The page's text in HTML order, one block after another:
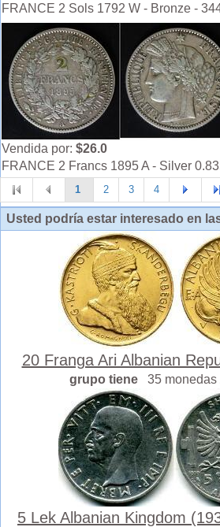
FRANCE 2 Sols 1792 W - Bronze -
Vendida por: $26.0
FRANCE 2 Francs 1895 A - Silver
1 2 3 4
Usted podría estar interesado en
20 Franga Ari Albanian
grupo tiene 35 monedas
5 Lek Albanian Kingdom